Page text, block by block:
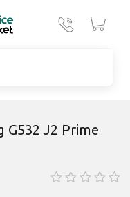
G532 J2 Prime